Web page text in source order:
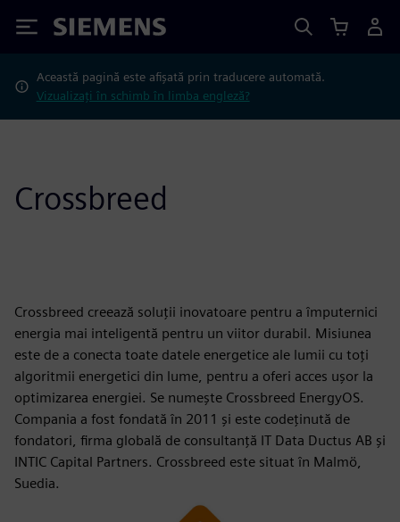
Siemens
Această pagină este afișată prin traducere automată.
Vizualizați în schimb în limba engleză?
Crossbreed
Crossbreed creează soluții inovatoare pentru a împuternici
energia mai inteligentă pentru un viitor durabil. Misiunea
este de a conecta toate datele energetice ale lumii cu toți
algoritmii energetici din lume, pentru a oferi acces ușor la
optimizarea energiei. Se numește Crossbreed EnergyOS.
Compania a fost fondată în 2011 și este codeținută de
fondatori, firma globală de consultanță IT Data Ductus AB și
INTIC Capital Partners. Crossbreed este situat în Malmö,
Suedia.